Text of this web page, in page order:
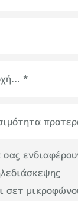
*
σετ